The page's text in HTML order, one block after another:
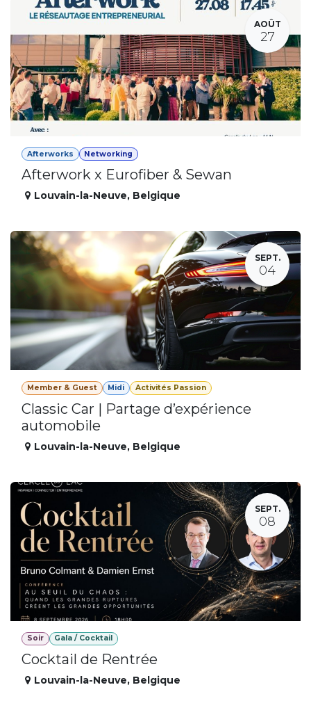
AOÛT
27
Afterworks Networking
Afterwork x Eurofiber & Sewan
Louvain-la-Neuve, Belgique
SEPT.
04
Member & Guest Midi Activités Passion
Classic Car | Partage d’expérience
automobile
Louvain-la-Neuve, Belgique
SEPT.
08
Soir Gala / Cocktail
Cocktail de Rentrée
Louvain-la-Neuve, Belgique